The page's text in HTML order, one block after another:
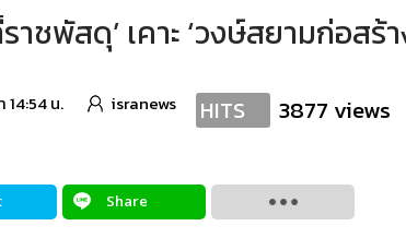
าชพัสดุ’ เคาะ ‘วงษ์สยามก่อสร้
14:54 น. isranews HITS 3877 views
Share